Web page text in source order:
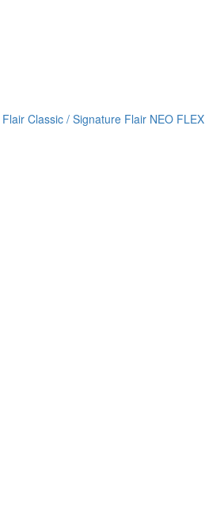
Flair Classic / Signature Flair NEO FLEX